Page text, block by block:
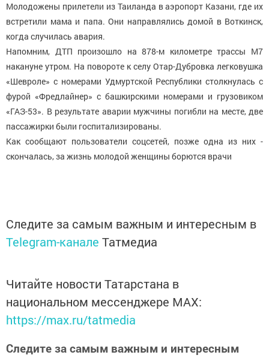
Молодожены прилетели из Таиланда в аэропорт Казани, где их
встретили мама и папа. Они направлялись домой в Воткинск,
когда случилась авария.
Напомним, ДТП произошло на 878-м километре трассы М7
накануне утром. На повороте к селу Отар-Дубровка легковушка
«Шевроле» с номерами Удмуртской Республики столкнулась с
фурой «Фредлайнер» с башкирскими номерами и грузовиком
«ГАЗ-53». В результате аварии мужчины погибли на месте, две
пассажирки были госпитализированы.
Как сообщают пользователи соцсетей, позже одна из них -
скончалась, за жизнь молодой женщины борются врачи
Следите за самым важным и интересным в
Telegram-канале Татмедиа
Читайте новости Татарстана в
национальном мессенджере MАХ:
https://max.ru/tatmedia
Следите за самым важным и интересным